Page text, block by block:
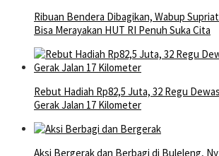
Ribuan Bendera Dibagikan, Wabup
Bisa Merayakan HUT RI Penuh Suka Cita
Rebut Hadiah Rp82,5 Juta, 32 Regu
Gerak Jalan 17 Kilometer
Aksi Bergerak dan Berbagi di Buleleng,